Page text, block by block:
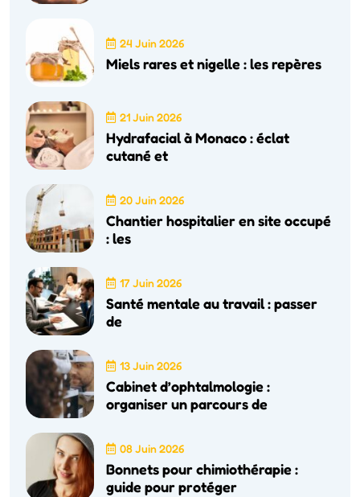
24 Juin 2026
Miels rares et nigelle : les repères
21 Juin 2026
Hydrafacial à Monaco : éclat
cutané et
20 Juin 2026
Chantier hospitalier en site occupé
: les
17 Juin 2026
Santé mentale au travail : passer
de
13 Juin 2026
Cabinet d’ophtalmologie :
organiser un parcours de
08 Juin 2026
Bonnets pour chimiothérapie :
guide pour protéger